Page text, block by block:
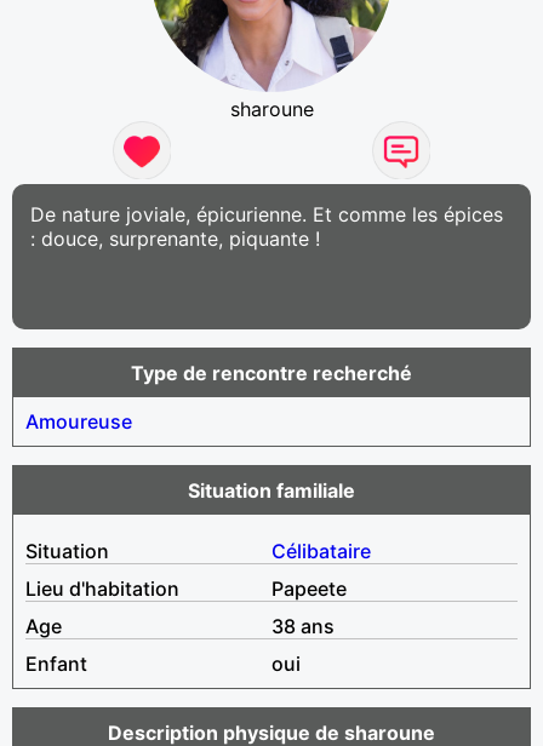
sharoune
De nature joviale, épicurienne. Et comme les épices
: douce, surprenante, piquante !
Type de rencontre recherché
Amoureuse
Situation familiale
Situation
Célibataire
Lieu d'habitation
Papeete
Age
38 ans
Enfant
oui
Description physique de sharoune